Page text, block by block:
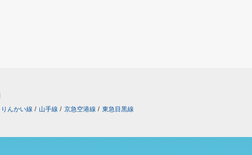
りんかい線 / 山手線 / 京急空港線 / 東急目黒線